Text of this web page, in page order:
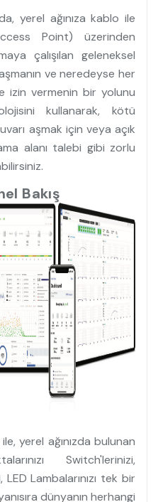
yerel ağınıza kablo ile
Point) üzerinden
çalışılan geleneksel
ve neredeyse her
izin vermenin bir yolunu
kullanarak, kötü
aşmak için veya açık
alanı talebi gibi zorlu
Bakış
ile, yerel ağınızda bulunan
Switch'lerinizi,
LED Lambalarınızı tek bir
dünyanın herhangi